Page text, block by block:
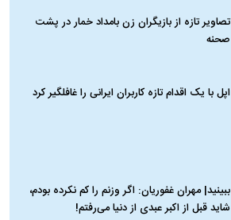
تصاویر تازه از بازیگران زن بامداد خمار در پشت
صحنه
اپل با یک اقدام تازه کاربران ایرانی را غافلگیر کرد
ببینید| مهران غفوریان: اگر وزنم را کم نکرده بودم،
شاید قبل از اکبر عبدی از دنیا می‌رفتم!